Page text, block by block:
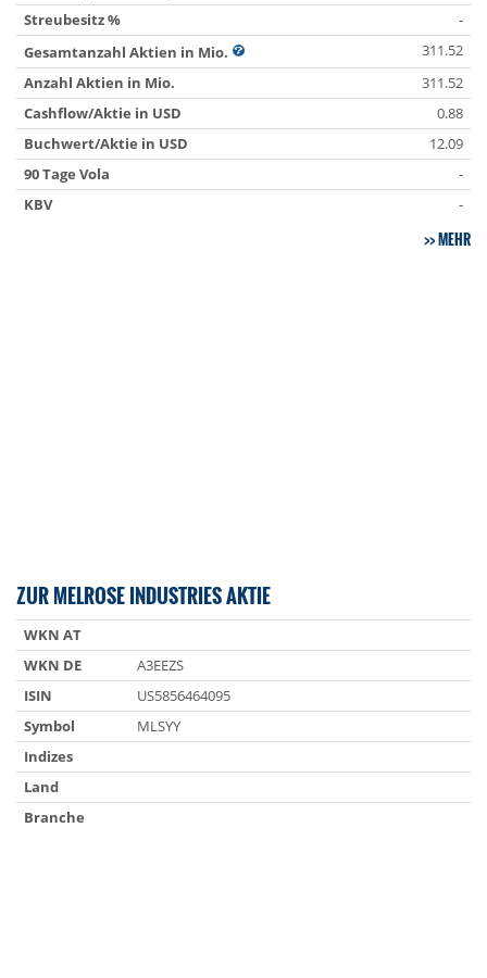
Streubesitz %
-
Gesamtanzahl Aktien in Mio.
311.52
Anzahl Aktien in Mio.
311.52
Cashflow/Aktie in USD
0.88
Buchwert/Aktie in USD
12.09
90 Tage Vola
-
KBV
-
MEHR
ZUR MELROSE INDUSTRIES AKTIE
WKN AT
WKN DE
A3EEZS
ISIN
US5856464095
Symbol
MLSYY
Indizes
Land
Branche